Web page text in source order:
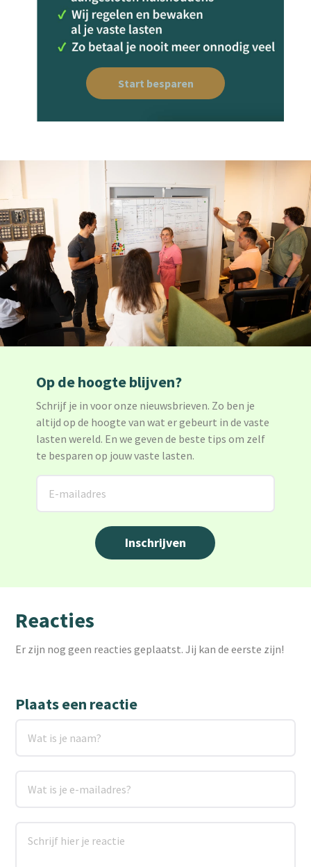
Start besparen
Op de hoogte blijven?
Schrijf je in voor onze nieuwsbrieven. Zo ben je
altijd op de hoogte van wat er gebeurt in de vaste
lasten wereld. En we geven de beste tips om zelf
te besparen op jouw vaste lasten.
Reacties
Er zijn nog geen reacties geplaatst. Jij kan de eerste zijn!
Plaats een reactie